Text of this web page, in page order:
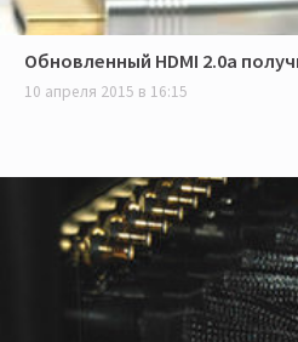
Обновленный HDMI 2.0a
10 апреля 2015 в 16:15